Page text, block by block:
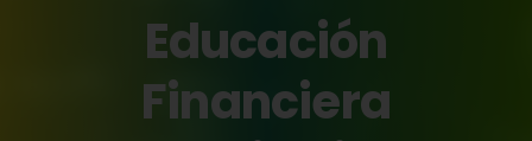
Educación
Financiera